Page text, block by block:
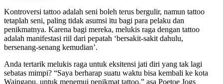
Kontroversi tattoo adalah seni boleh terus bergulir, namun tattoo
tetaplah seni, paling tidak asumsi itu bagi para pelaku dan
penikmatnya. Karena bagi mereka, melukis raga dengan tattoo
adalah manifestasi riil dari pepatah ‘bersakit-sakit dahulu,
bersenang-senang kemudian’.
Anda tertarik melukis raga untuk eksitensi jati diri yang tak lagi
sebatas mimpi? “Saya berharap suatu waktu bisa kembali ke kota
Waingapu, untuk menemui penikmat tattoo,” asa Poetoe Jogs